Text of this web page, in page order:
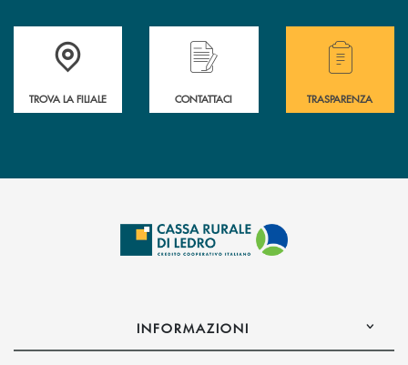
Accedi all' elenco completo delle filiali .
TROVA LA FILIALE
Hai bisogno di assistenza immediata?
CONTATTACI
Hai bisogno di
TRASPARENZA
INFORMAZIONI